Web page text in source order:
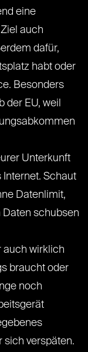
eine
auch
dafür,
habt oder
Besonders
der EU, weil
Unterkunft
Schaut
Datenlimit,
Daten schubsen
auch wirklich
braucht oder
noch
sich verspäten.